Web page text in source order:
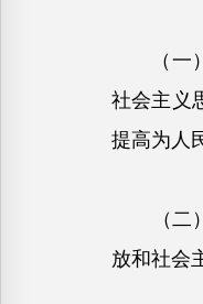
（一）
社会主义
提高为人
（二）
放和社会